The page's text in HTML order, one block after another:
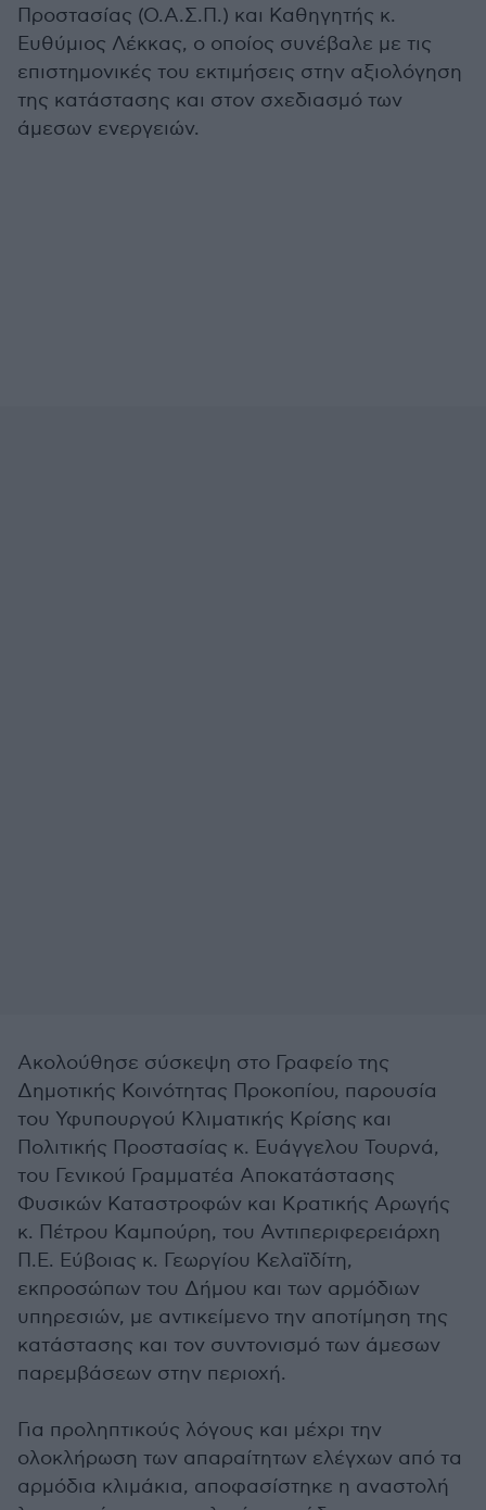
Προστασίας (Ο.Α.Σ.Π.) και Καθηγητής κ.
Ευθύμιος Λέκκας, ο οποίος συνέβαλε με τις
επιστημονικές του εκτιμήσεις στην αξιολόγηση
της κατάστασης και στον σχεδιασμό των
άμεσων ενεργειών.
Ακολούθησε σύσκεψη στο Γραφείο της
Δημοτικής Κοινότητας Προκοπίου, παρουσία
του Υφυπουργού Κλιματικής Κρίσης και
Πολιτικής Προστασίας κ. Ευάγγελου Τουρνά,
του Γενικού Γραμματέα Αποκατάστασης
Φυσικών Καταστροφών και Κρατικής Αρωγής
κ. Πέτρου Καμπούρη, του Αντιπεριφερειάρχη
Π.Ε. Εύβοιας κ. Γεωργίου Κελαϊδίτη,
εκπροσώπων του Δήμου και των αρμόδιων
υπηρεσιών, με αντικείμενο την αποτίμηση της
κατάστασης και τον συντονισμό των άμεσων
παρεμβάσεων στην περιοχή.
Για προληπτικούς λόγους και μέχρι την
ολοκλήρωση των απαραίτητων ελέγχων από τα
αρμόδια κλιμάκια, αποφασίστηκε η αναστολή